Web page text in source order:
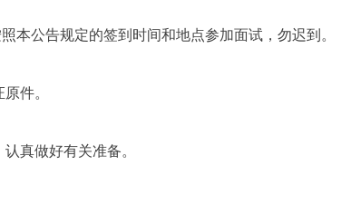
本公告规定的签到时间和地点参加面试，勿迟到。
件。
真做好有关准备。